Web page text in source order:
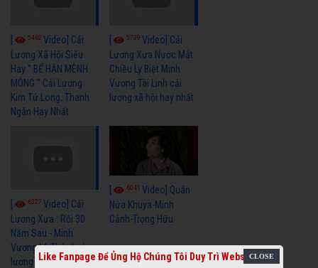
5462 Video] Cải
Lương Xã Hội Siêu
Hay " BỂ HẬN MÊNH
MÔNG " Cải Lương
Kim Tử Long, Thanh
Ngân Hay Nhất
5739Video] Cải
Lương Xưa Nước Mắt
Chiều Ly Biệt Minh
Vương Tài Linh cải
lương xã hội hay nhất
6327 Video] Cải
Lương Xưa : Rồi 30
Năm Sau - Minh
Vương Lệ Thủy | cải
lương xã hội hay nhất
6041Video] Quán
Nửa Khuya-Minh
Cảnh-Trọng Hữu
Like Fanpage Để Ủng Hộ Chúng Tôi Duy Trì Website